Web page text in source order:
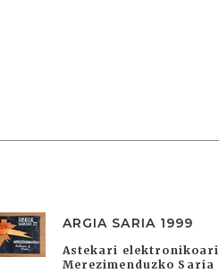
ARGIA SARIA 1999
Astekari elektronikoari
Merezimenduzko Saria